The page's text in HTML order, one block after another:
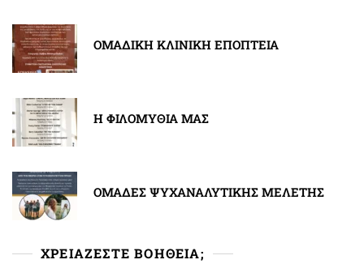
ΟΜΑΔΙΚΗ ΚΛΙΝΙΚΗ ΕΠΟΠΤΕΙΑ
Η ΦΙΛΟΜΥΘΙΑ ΜΑΣ
ΟΜΑΔΕΣ ΨΥΧΑΝΑΛΥΤΙΚΗΣ ΜΕΛΕΤΗΣ
ΧΡΕΙΑΖΕΣΤΕ ΒΟΗΘΕΙΑ;